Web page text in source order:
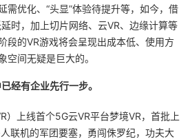
需优化、“头显”体验待提升等，如今，借
时，加上切片网络、云VR、边缘计算等
段的VR游戏将会呈现出成本低、使用方
空间无疑是巨大的。
经有企业先行一步。
）上线首个5G云VR平台梦境VR，首批上
联机的军团要塞，勇闯侏罗纪，功夫大